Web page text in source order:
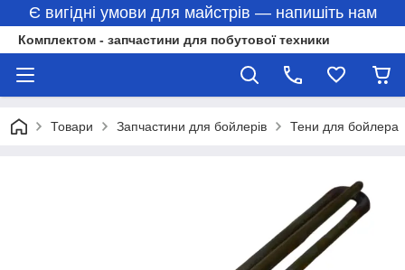
Є вигідні умови для майстрів — напишіть нам
Комплектом - запчастини для побутової техники
Товари Запчастини для бойлерів Тени для бойлера